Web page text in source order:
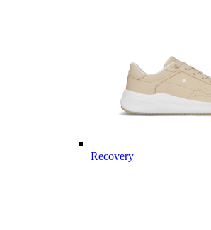
Recovery